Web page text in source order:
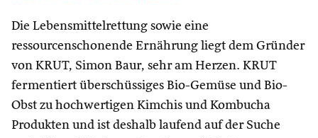
Die Lebensmittelrettung sowie eine
ressourcenschonende Ernährung liegt dem Gründer
von KRUT, Simon Baur, sehr am Herzen. KRUT
fermentiert überschüssiges Bio-Gemüse und Bio-
Obst zu hochwertigen Kimchis und Kombucha
Produkten und ist deshalb laufend auf der Suche